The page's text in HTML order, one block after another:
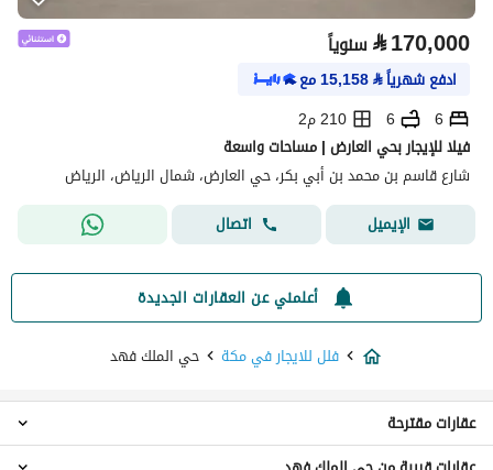
⃁170,000 سنوياً
ادفع شهرياً⃁
15,158مع
6
6
210 م2
فيلا للإيجار بحي العارض | مساحات واسعة
شارع قاسم بن محمد بن أبي بكر، حي العارض، شمال الرياض، الرياض
الإيميل
اتصال
أعلمني عن العقارات الجديدة
فلل للايجار في مكة
حي الملك فهد
عقارات مقترحة